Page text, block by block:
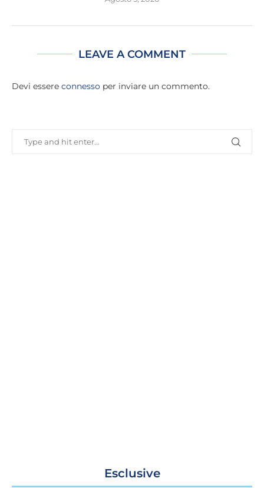
LEAVE A COMMENT
Devi essere connesso per inviare un commento.
Esclusive